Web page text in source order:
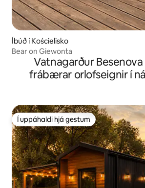
Íbúð í Kościelisko
Bear on Giewonta
Vatnagarður
frábærar orlofseignir í
Í uppáhaldi hjá gestum
Í uppáhaldi hjá gestum